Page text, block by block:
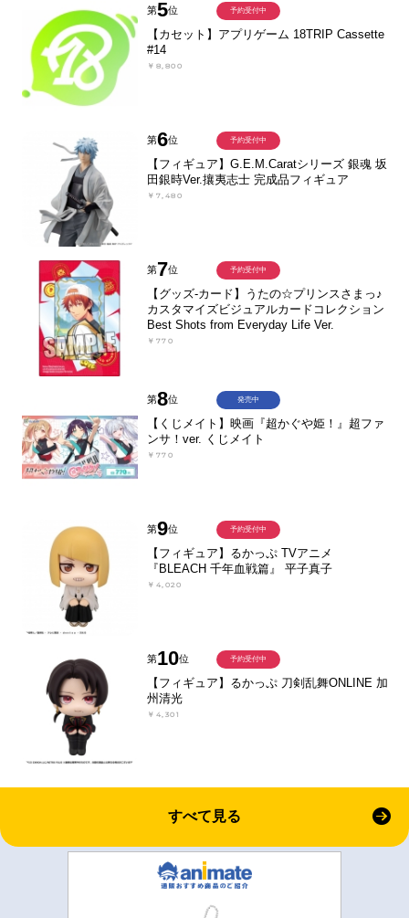
第5位
【カセット】アプリゲーム 18TRIP Cassette
#14
￥8,800
予約受付中
第6位
【フィギュア】G.E.M.Caratシリーズ 銀魂 坂
田銀時Ver.攘夷志士 完成品フィギュア
￥7,480
予約受付中
第7位
【グッズ-カード】うたの☆プリンスさまっ♪
カスタマイズビジュアルカードコレクション
Best Shots from Everyday Life Ver.
￥770
予約受付中
第8位
【くじメイト】映画『超かぐや姫！』超ファ
ンサ！ver. くじメイト
￥770
発売中
第9位
【フィギュア】るかっぷ TVアニメ
『BLEACH 千年血戦篇』 平子真子
￥4,020
予約受付中
第10位
【フィギュア】るかっぷ 刀剣乱舞ONLINE 加
州清光
￥4,301
予約受付中
すべて見る